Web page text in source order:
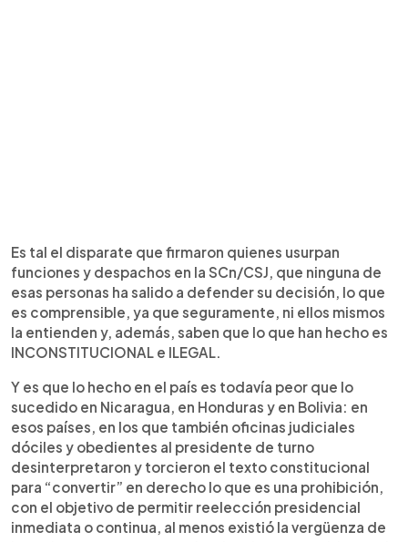
Es tal el disparate que firmaron quienes usurpan
funciones y despachos en la SCn/CSJ, que ninguna de
esas personas ha salido a defender su decisión, lo que
es comprensible, ya que seguramente, ni ellos mismos
la entienden y, además, saben que lo que han hecho es
INCONSTITUCIONAL e ILEGAL.
Y es que lo hecho en el país es todavía peor que lo
sucedido en Nicaragua, en Honduras y en Bolivia: en
esos países, en los que también oficinas judiciales
dóciles y obedientes al presidente de turno
desinterpretaron y torcieron el texto constitucional
para “convertir” en derecho lo que es una prohibición,
con el objetivo de permitir reelección presidencial
inmediata o continua, al menos existió la vergüenza de